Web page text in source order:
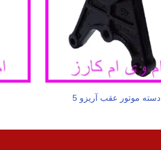
دسته موتور عقب آریزو 5